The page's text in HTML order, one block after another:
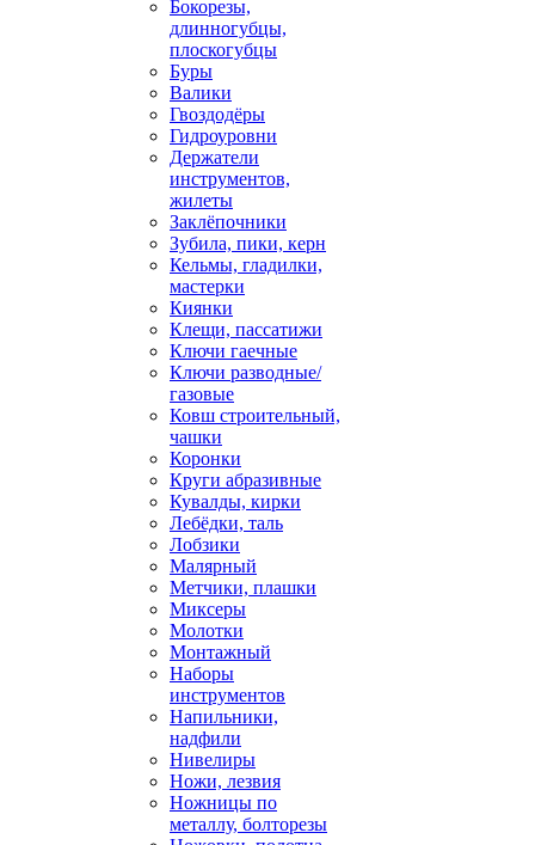
Бокорезы,
длинногубцы,
плоскогубцы
Буры
Валики
Гвоздодёры
Гидроуровни
Держатели
инструментов,
жилеты
Заклёпочники
Зубила, пики, керн
Кельмы, гладилки,
мастерки
Киянки
Клещи, пассатижи
Ключи гаечные
Ключи разводные/
газовые
Ковш строительный,
чашки
Коронки
Круги абразивные
Кувалды, кирки
Лебёдки, таль
Лобзики
Малярный
Метчики, плашки
Миксеры
Молотки
Монтажный
Наборы
инструментов
Напильники,
надфили
Нивелиры
Ножи, лезвия
Ножницы по
металлу, болторезы